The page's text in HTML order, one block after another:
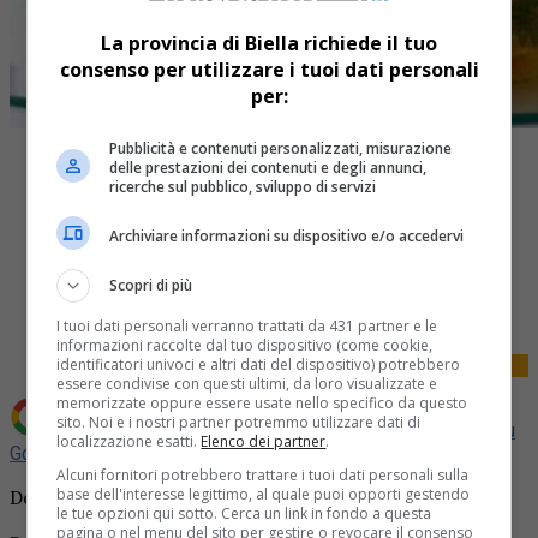
Share
Tweet
Aggiungi La Provincia di Biella come Fonte preferita su
Google
Donato in lutto per la morte di Marino Allera Longo
La provincia di Biella richiede il tuo
consenso per utilizzare i tuoi dati personali
per:
Pubblicità e contenuti personalizzati, misurazione
delle prestazioni dei contenuti e degli annunci,
ricerche sul pubblico, sviluppo di servizi
Archiviare informazioni su dispositivo e/o accedervi
Scopri di più
I tuoi dati personali verranno trattati da 431 partner e le
informazioni raccolte dal tuo dispositivo (come cookie,
identificatori univoci e altri dati del dispositivo) potrebbero
essere condivise con questi ultimi, da loro visualizzate e
memorizzate oppure essere usate nello specifico da questo
sito. Noi e i nostri partner potremmo utilizzare dati di
localizzazione esatti. Elenco dei partner.
Alcuni fornitori potrebbero trattare i tuoi dati personali sulla
base dell'interesse legittimo, al quale puoi opporti gestendo
le tue opzioni qui sotto. Cerca un link in fondo a questa
pagina o nel menu del sito per gestire o revocare il consenso